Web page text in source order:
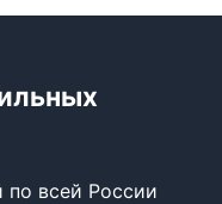
по всей России